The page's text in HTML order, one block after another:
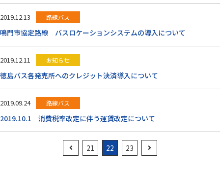
2019.12.13 路線バス
鳴門市協定路線 バスロケーションシステムの導入について
2019.12.11 お知らせ
徳島バス各発売所へのクレジット決済導入について
2019.09.24 路線バス
2019.10.1 消費税率改定に伴う運賃改定について
21 22 23